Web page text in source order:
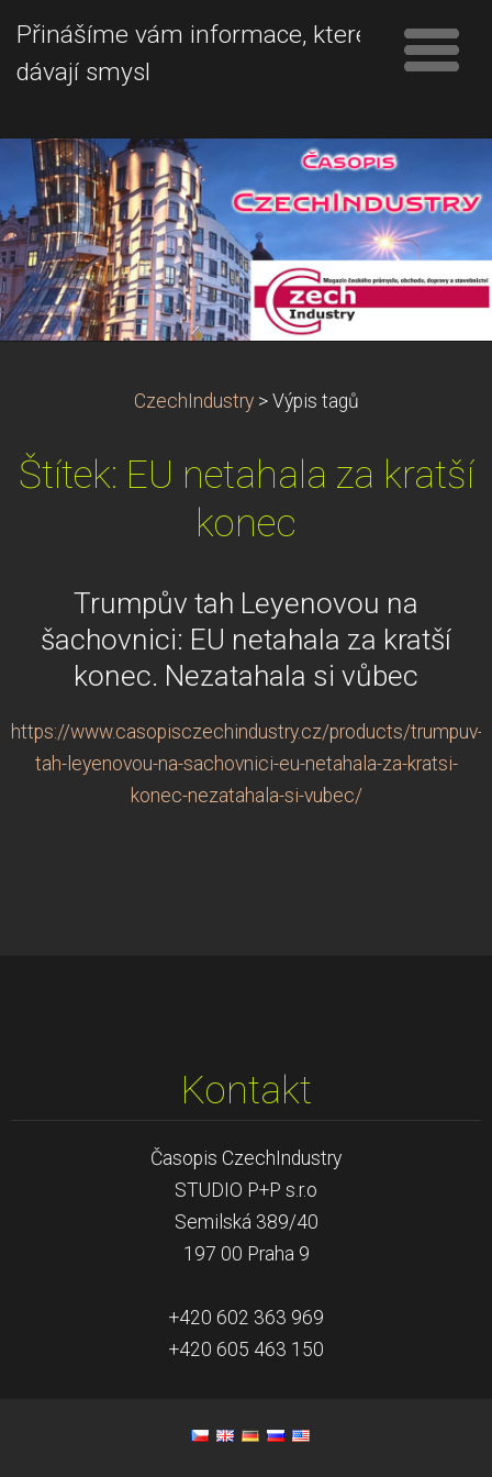
Přinášíme vám informace, které
dávají smysl
CzechIndustry > Výpis tagů
Štítek: EU netahala za kratší
konec
Trumpův tah Leyenovou na
šachovnici: EU netahala za kratší
konec. Nezatahala si vůbec
https://www.casopisczechindustry.cz/products/trumpuv-
tah-leyenovou-na-sachovnici-eu-netahala-za-kratsi-
konec-nezatahala-si-vubec/
Kontakt
Časopis CzechIndustry
STUDIO P+P s.r.o
Semilská 389/40
197 00 Praha 9
+420 602 363 969
+420 605 463 150